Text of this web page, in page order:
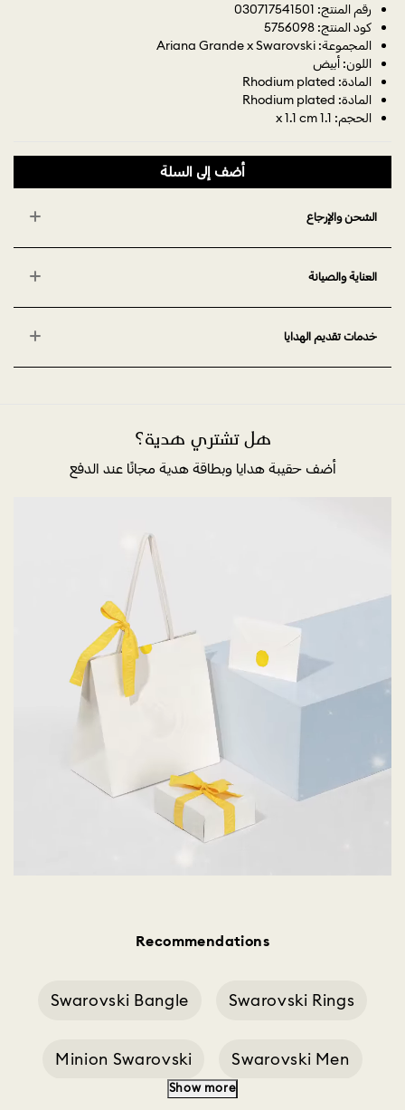
رقم المنتج: 030717541501
كود المنتج: 5756098
المجموعة: Ariana Grande x Swarovski
اللون: أبيض
المادة: Rhodium plated
المادة: Rhodium plated
الحجم: 1.1 x 1.1 cm
أضف إلى السلة
الشحن والإرجاع
العناية والصيانة
خدمات تقديم الهدايا
هل تشتري هدية؟
أضف حقيبة هدايا وبطاقة هدية مجانًا عند الدفع
Recommendations
Swarovski Rings
Swarovski Bangle
Swarovski Men
Minion Swarovski
Show more